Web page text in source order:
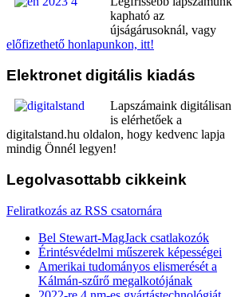
kapható az
újságárusoknál, vagy
előfizethető honlapunkon, itt!
Elektronet digitális kiadás
Lapszámaink digitálisan
is elérhetőek a
digitalstand.hu oldalon, hogy kedvenc lapja
mindig Önnél legyen!
Legolvasottabb cikkeink
Feliratkozás az RSS csatornára
Bel Stewart-MagJack csatlakozók
Érintésvédelmi műszerek képességei
Amerikai tudományos elismerését a
Kálmán-szűrő megalkotójának